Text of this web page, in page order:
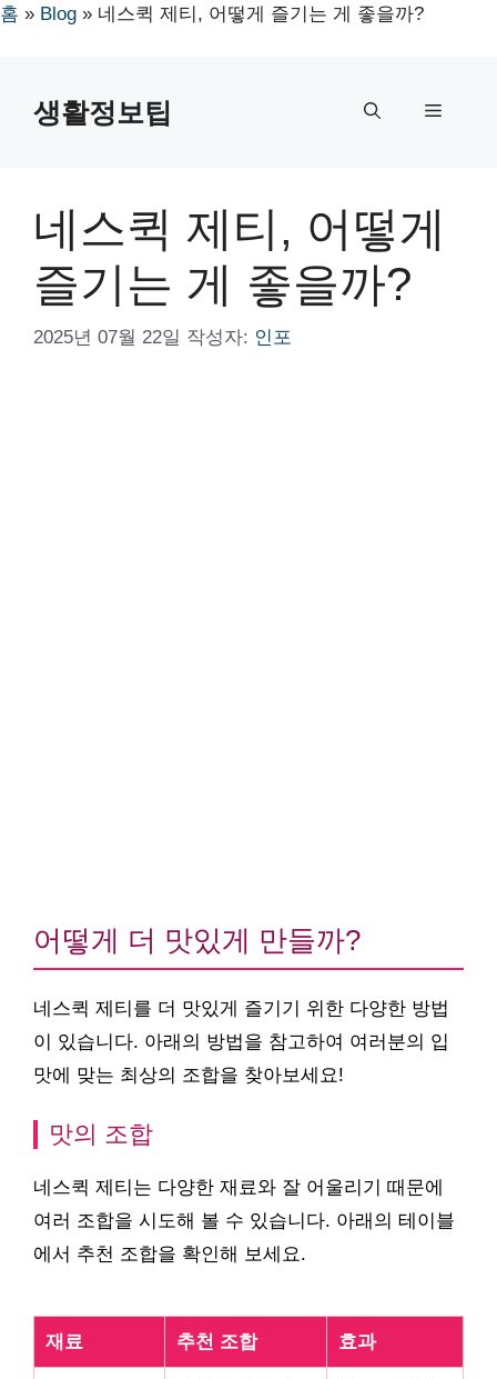
홈 » Blog » 네스퀵 제티, 어떻게 즐기는 게 좋을까?
생활정보팁 메
네스퀵 제티, 어떻게
즐기는 게 좋을까?
2025년 07월 22일 작성자: 인포
어떻게 더 맛있게 만들까?
네스퀵 제티를 더 맛있게 즐기기 위한 다양한 방법
이 있습니다. 아래의 방법을 참고하여 여러분의 입
맛에 맞는 최상의 조합을 찾아보세요!
맛의 조합
네스퀵 제티는 다양한 재료와 잘 어울리기 때문에
여러 조합을 시도해 볼 수 있습니다. 아래의 테이블
에서 추천 조합을 확인해 보세요.
재료 추천 조합 효과